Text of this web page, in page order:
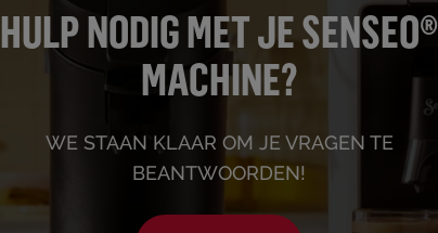
HULP NODIG MET JE SENSEO®
MACHINE?
WE STAAN KLAAR OM JE VRAGEN TE
BEANTWOORDEN!